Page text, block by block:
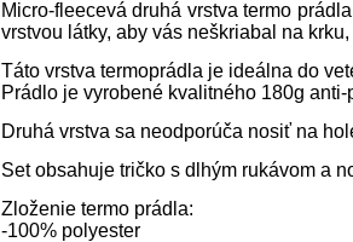
Micro-fleecevá druhá vrstva termo
vrstvou látky, aby vás neškriabal na
Táto vrstva termoprádla je ideálna do
Prádlo je vyrobené kvalitného 180g
Druhá vrstva sa neodporúča nosiť na
Set obsahuje tričko s dlhým rukávom a
Zloženie termo prádla:
-100% polyester